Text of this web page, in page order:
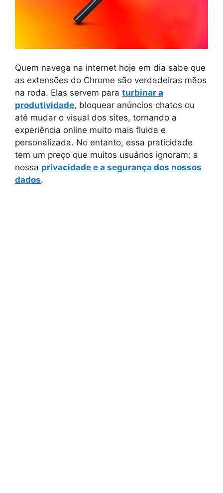
Quem navega na internet hoje em dia sabe que
as extensões do Chrome são verdadeiras mãos
na roda. Elas servem para turbinar a
produtividade, bloquear anúncios chatos ou
até mudar o visual dos sites, tornando a
experiência online muito mais fluida e
personalizada. No entanto, essa praticidade
tem um preço que muitos usuários ignoram: a
nossa privacidade e a segurança dos nossos
dados.